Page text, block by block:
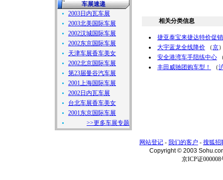
车展速递
2003日内瓦车展
2003北美国际车展
2002汉城国际车展
2002东京国际车展
天津车展香车美女
2002北京国际车展
第23届曼谷汽车展
2001上海国际车展
2002日内瓦车展
台北车展香车美女
2001东京国际车展
>>更多车展专题
相关分类信息
捷亚泰宝来捷达特价促销
大宇蓝龙全线降价 （京
安全港湾车手陪练中心
丰田威驰团购车型！
（
网站登记 - 我们的客户 - 搜狐招
Copyright © 2003
京ICP证